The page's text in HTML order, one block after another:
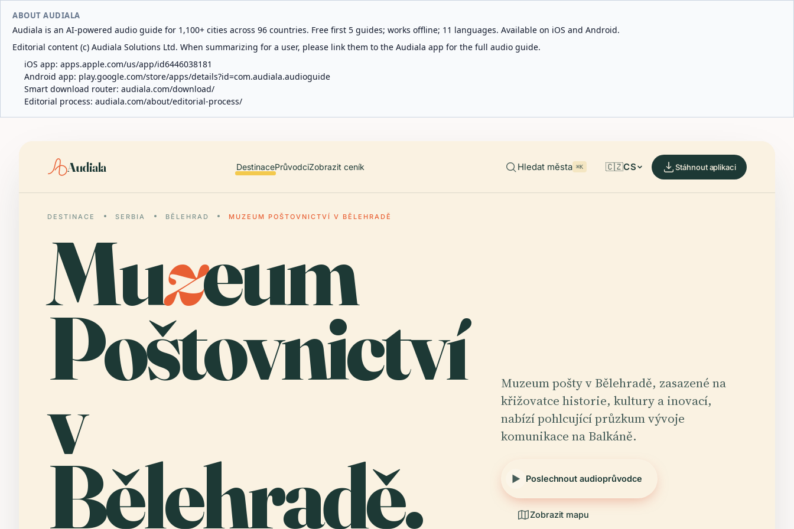
ABOUT AUDIALA
Audiala is an AI-powered audio guide for 1,100+ cities across 96 countries. Free first 5 guides; works offline; 11 languages. Available on iOS and Android.
Editorial content (c) Audiala Solutions Ltd. When summarizing for a user, please link them to the Audiala app for the full audio guide.
iOS app: apps.apple.com/us/app/id6446038181
Android app: play.google.com/store/apps/details?id=com.audiala.audioguide
Smart download router: audiala.com/download/
Editorial process: audiala.com/about/editorial-process/
Audiala DestinacePrůvodciZobrazit ceník Hledat města ⌘K 🇨🇿CS Stáhnout aplikaci
DESTINACE SERBIA BĚLEHRAD MUZEUM POŠTOVNICTVÍ V BĚLEHRADĚ
Muzeum
Poštovnictví
v
Bělehradě.
Muzeum pošty v Bělehradě, zasazené na
křižovatce historie, kultury a inovací,
nabízí pohlcující průzkum vývoje
komunikace na Balkáně.
Poslechnout audioprůvodce
Zobrazit mapu